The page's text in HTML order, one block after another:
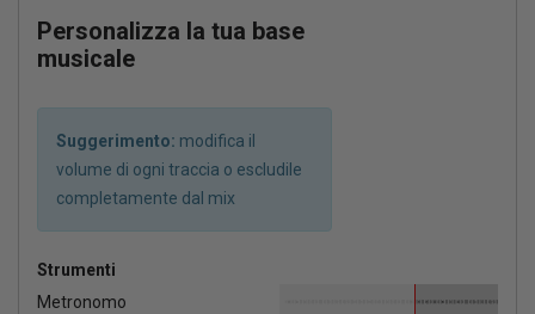
Personalizza la tua base
musicale
Suggerimento: modifica il
volume di ogni traccia o escludile
completamente dal mix
Strumenti
Metronomo